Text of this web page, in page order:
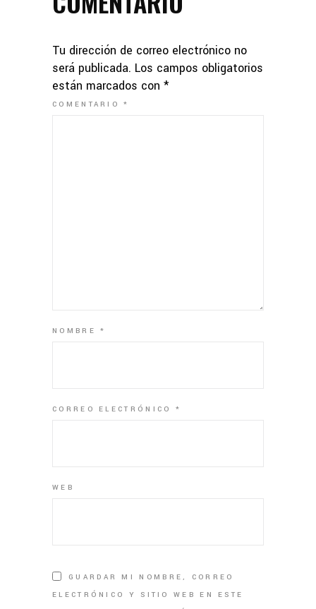
Tu dirección de correo electrónico no
será publicada. Los campos obligatorios
están marcados con *
COMENTARIO*
NOMBRE*
CORREO ELECTRÓNICO *
WEB
GUARDAR MI NOMBRE, CORREO
ELECTRÓNICO Y SITIO WEB EN ESTE